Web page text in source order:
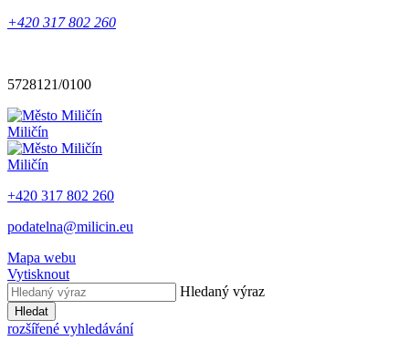
+420 317 802 260
5728121/0100
Miličín
Miličín
+420 317 802 260
podatelna@milicin.eu
Mapa webu
Vytisknout
Hledaný výraz
Hledat
rozšířené vyhledávání